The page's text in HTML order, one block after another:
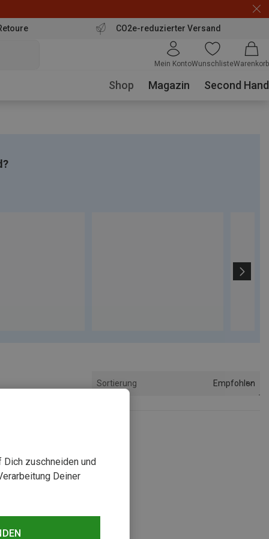
CO2e-reduzierter Versand
Mein KontoWunschlisteWarenkorb
Shop Magazin Second Hand
Sortierung Empfohlen
zuschneiden und
Deiner